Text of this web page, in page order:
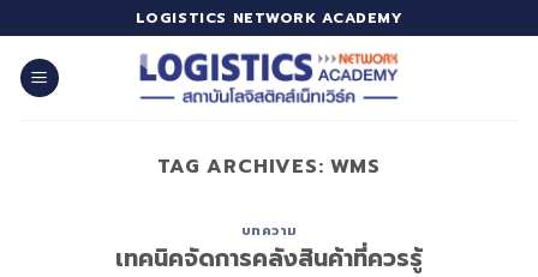
to
content
LOGISTICS NETWORK ACADEMY
TAG ARCHIVES:WMS
บทความ
เทคนิคจัดการคลังสินค้าที่ควรรู้